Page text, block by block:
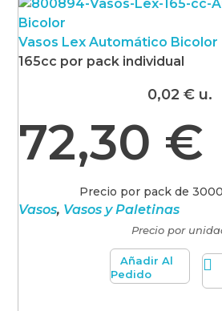
Vasos Lex Automático Bicolor
165cc por pack individual
0,02 €u.
72,30 €
Precio por pack de
Vasos, Vasos y Paletinas
Precio por
Añadir Al
Pedido